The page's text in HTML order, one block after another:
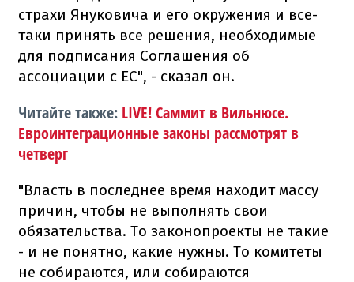
страхи Януковича и его окружения и все-
таки принять все решения, необходимые
для подписания Соглашения об
ассоциации с ЕС", - сказал он.
Читайте также: LIVE! Саммит в Вильнюсе.
Евроинтеграционные законы рассмотрят в
четверг
"Власть в последнее время находит массу
причин, чтобы не выполнять свои
обязательства. То законопроекты не такие
- и не понятно, какие нужны. То комитеты
не собираются, или собираются